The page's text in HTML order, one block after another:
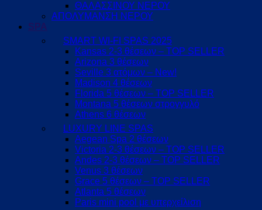
ΘΑΛΑΣΣΙΝΟΥ ΝΕΡΟΥ
ΑΠΟΛΥΜΑΝΣΗ ΝΕΡΟΥ
SPA
SMART WI-FI SPAS 2025
Kansas 2-3 θέσεων – TOP SELLER
Arizona 3 θέσεων
Seville 3 ατόμων – New!
Madison 4 θέσεων
Florida 5 θέσεων – TOP SELLER
Montana 5 θέσεων στρογγυλό
Athens 6 θέσεων
LUXURY LINE SPAS
Aegean Spa 2 θέσεων
Victoria 2-3 θέσεων – TOP SELLER
Andes 2-3 θέσεων – TOP SELLER
Venus 3 θέσεων
Grace 5 θέσεων – TOP SELLER
Atlanta 5 θέσεων
Paris mini pool με υπερχείλιση